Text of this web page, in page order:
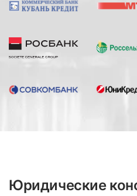
Юридические